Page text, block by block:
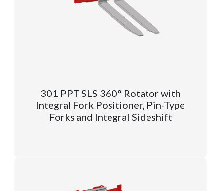
301 PPT SLS 360° Rotator with
Integral Fork Positioner, Pin-Type
Forks and Integral Sideshift